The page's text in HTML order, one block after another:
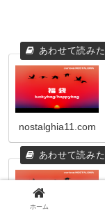
nostalghia11.com
ホーム